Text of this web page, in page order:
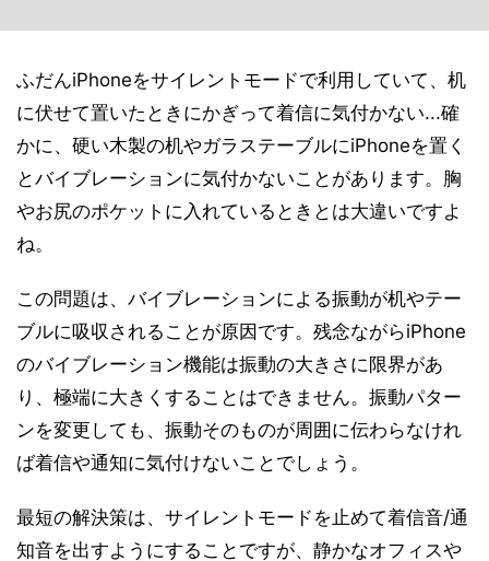
ふだんiPhoneをサイレントモードで利用していて、机
に伏せて置いたときにかぎって着信に気付かない...確
かに、硬い木製の机やガラステーブルにiPhoneを置く
とバイブレーションに気付かないことがあります。胸
やお尻のポケットに入れているときとは大違いですよ
ね。
この問題は、バイブレーションによる振動が机やテー
ブルに吸収されることが原因です。残念ながらiPhone
のバイブレーション機能は振動の大きさに限界があ
り、極端に大きくすることはできません。振動パター
ンを変更しても、振動そのものが周囲に伝わらなけれ
ば着信や通知に気付けないことでしょう。
最短の解決策は、サイレントモードを止めて着信音/通
知音を出すようにすることですが、静かなオフィスや